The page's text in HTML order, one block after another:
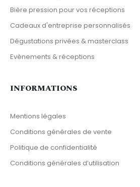
Bière pression pour vos réceptions
Cadeaux d'entreprise personnalisés
Dégustations privées & masterclass
Evènements & réceptions
INFORMATIONS
Mentions légales
Conditions générales de vente
Politique de confidentialité
Conditions générales d’utilisation